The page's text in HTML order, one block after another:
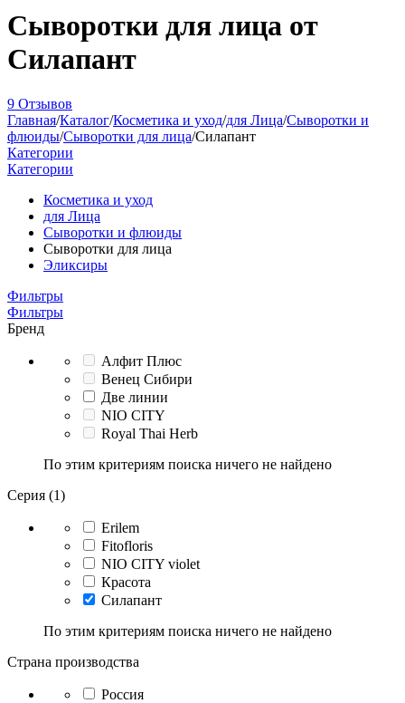
Сыворотки для лица от
Силапант
9 Отзывов
Главная/Каталог/Косметика и уход/для Лица/Сыворотки и
флюиды/Сыворотки для лица/Силапант
Категории
Категории
Косметика и уход
для Лица
Сыворотки и флюиды
Сыворотки для лица
Эликсиры
Фильтры
Фильтры
Бренд
Алфит Плюс
Венец Сибири
Две линии
NIO CITY
Royal Thai Herb
По этим критериям поиска ничего не найдено
Серия (1)
Erilem
Fitofloris
NIO CITY violet
Красота
Силапант
По этим критериям поиска ничего не найдено
Страна производства
Россия